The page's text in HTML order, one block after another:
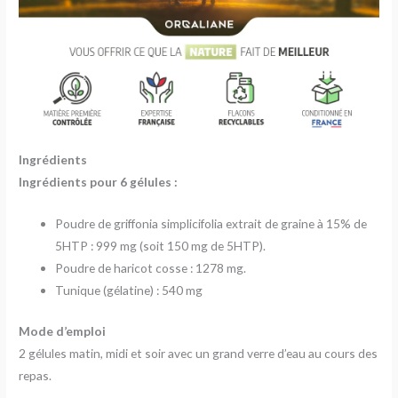
Ingrédients
Ingrédients pour 6 gélules :
Poudre de griffonia simplicifolia extrait de graine à 15% de
5HTP : 999 mg (soit 150 mg de 5HTP).
Poudre de haricot cosse : 1278 mg.
Tunique (gélatine) : 540 mg
Mode d’emploi
2 gélules matin, midi et soir avec un grand verre d’eau au cours des
repas.